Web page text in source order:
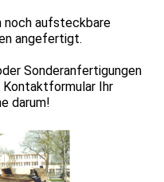
noch aufsteckbare
angefertigt.
Sonderanfertigungen
Kontaktformular Ihr
darum!